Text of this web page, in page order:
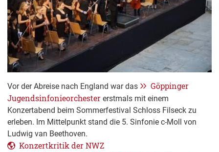
Vor der Abreise nach England war das
Göppinger
Jugendsinfonieorchester erstmals mit einem
Konzertabend beim Sommerfestival Schloss Filseck zu
erleben. Im Mittelpunkt stand die 5. Sinfonie c-Moll von
Ludwig van Beethoven.
Konzertkritik der NWZ